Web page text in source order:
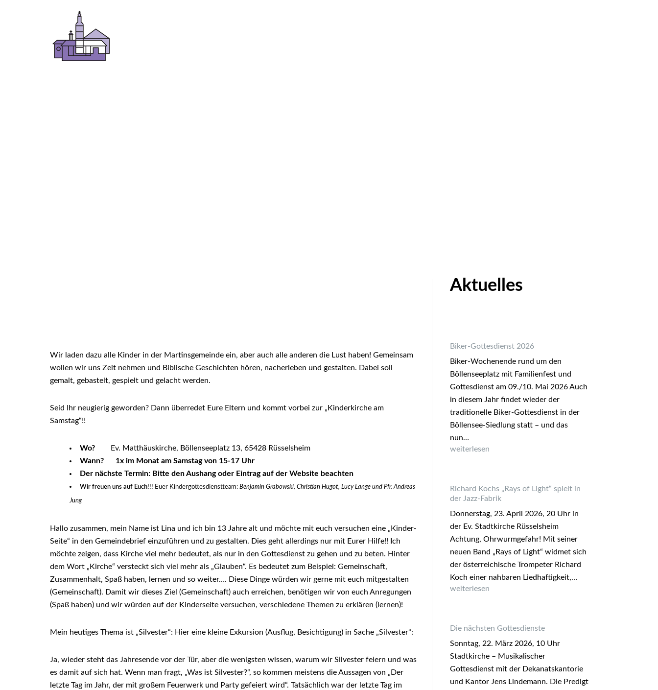
Wir laden dazu alle Kinder in der Martinsgemeinde ein, aber auch alle anderen die Lust haben! Gemeinsam
wollen wir uns Zeit nehmen und Biblische Geschichten hören, nacherleben und gestalten. Dabei soll
gemalt, gebastelt, gespielt und gelacht werden.
Seid Ihr neugierig geworden? Dann überredet Eure Eltern und kommt vorbei zur „Kinderkirche am
Samstag“!!
Wo?
Ev. Matthäuskirche, Böllenseeplatz 13, 65428 Rüsselsheim
Wann? 1x im Monat am Samstag von 15-17 Uhr
Der nächste Termin: Bitte den Aushang oder Eintrag auf der Website beachten
Wir freuen uns auf Euch!!! Euer Kindergottesdienstteam: Benjamin Grabowski, Christian Hugot, Lucy Lange und Pfr. Andreas
Jung
Hallo zusammen, mein Name ist Lina und ich bin 13 Jahre alt und möchte mit euch versuchen eine „Kinder-
Seite“ in den Gemeindebrief einzuführen und zu gestalten. Dies geht allerdings nur mit Eurer Hilfe!! Ich
möchte zeigen, dass Kirche viel mehr bedeutet, als nur in den Gottesdienst zu gehen und zu beten. Hinter
dem Wort „Kirche“ versteckt sich viel mehr als „Glauben“. Es bedeutet zum Beispiel: Gemeinschaft,
Zusammenhalt, Spaß haben, lernen und so weiter…. Diese Dinge würden wir gerne mit euch mitgestalten
(Gemeinschaft). Damit wir dieses Ziel (Gemeinschaft) auch erreichen, benötigen wir von euch Anregungen
(Spaß haben) und wir würden auf der Kinderseite versuchen, verschiedene Themen zu erklären (lernen)!
Mein heutiges Thema ist „Silvester“: Hier eine kleine Exkursion (Ausflug, Besichtigung) in Sache „Silvester“:
Ja, wieder steht das Jahresende vor der Tür, aber die wenigsten wissen, warum wir Silvester feiern und was
es damit auf sich hat. Wenn man fragt, „Was ist Silvester?“, so kommen meistens die Aussagen von „Der
letzte Tag im Jahr, der mit großem Feuerwerk und Party gefeiert wird“. Tatsächlich war der letzte Tag im
Aktuelles
Biker-Gottesdienst 2026
Biker-Wochenende rund um den
Böllenseeplatz mit Familienfest und
Gottesdienst am 09./10. Mai 2026 Auch
in diesem Jahr findet wieder der
traditionelle Biker-Gottesdienst in der
Böllensee-Siedlung statt – und das
nun…
Biker-Gottesdienst 2026
weiterlesen
Richard Kochs „Rays of Light“ spielt in
der Jazz-Fabrik
Donnerstag, 23. April 2026, 20 Uhr in
der Ev. Stadtkirche Rüsselsheim
Achtung, Ohrwurmgefahr! Mit seiner
neuen Band „Rays of Light“ widmet sich
der österreichische Trompeter Richard
Koch einer nahbaren Liedhaftigkeit,…
Richard Kochs „Rays of Light“ spielt in der Jazz-Fabrik
weiterlesen
Die nächsten Gottesdienste
Sonntag, 22. März 2026, 10 Uhr
Stadtkirche – Musikalischer
Gottesdienst mit der Dekanatskantorie
und Kantor Jens Lindemann. Die Predigt